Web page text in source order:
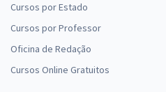
Cursos por Estado
Cursos por Professor
Oficina de Redação
Cursos Online Gratuitos